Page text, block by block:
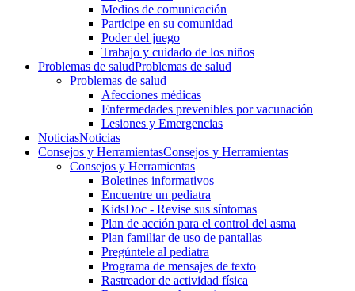
Medios de comunicación
Participe en su comunidad
Poder del juego
Trabajo y cuidado de los niños
Problemas de saludProblemas de salud
Problemas de salud
Afecciones médicas
Enfermedades prevenibles por vacunación
Lesiones y Emergencias
NoticiasNoticias
Consejos y HerramientasConsejos y Herramientas
Consejos y Herramientas
Boletines informativos
Encuentre un pediatra
KidsDoc - Revise sus síntomas
Plan de acción para el control del asma
Plan familiar de uso de pantallas
Pregúntele al pediatra
Programa de mensajes de texto
Rastre​​ador de activida​d física